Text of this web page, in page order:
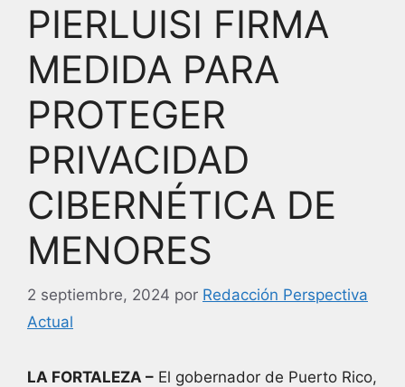
PIERLUISI FIRMA
MEDIDA PARA
PROTEGER
PRIVACIDAD
CIBERNÉTICA DE
MENORES
2 septiembre, 2024 por Redacción Perspectiva
Actual
LA FORTALEZA – El gobernador de Puerto Rico,